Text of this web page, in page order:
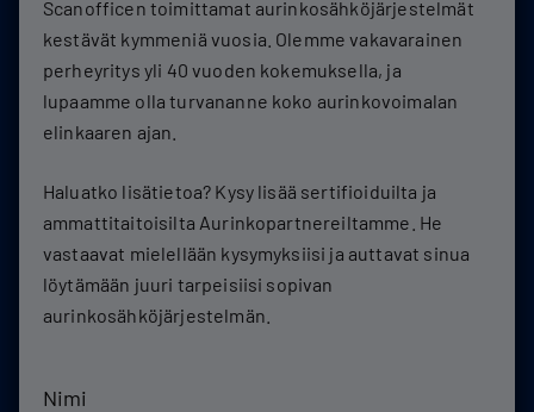
Scanofficen toimittamat aurinkosähköjärjestelmät
kestävät kymmeniä vuosia. Olemme vakavarainen
perheyritys yli 40 vuoden kokemuksella, ja
lupaamme olla turvananne koko aurinkovoimalan
elinkaaren ajan.
Haluatko lisätietoa? Kysy lisää sertifioiduilta ja
ammattitaitoisilta Aurinkopartnereiltamme. He
vastaavat mielellään kysymyksiisi ja auttavat sinua
löytämään juuri tarpeisiisi sopivan
aurinkosähköjärjestelmän.
Nimi